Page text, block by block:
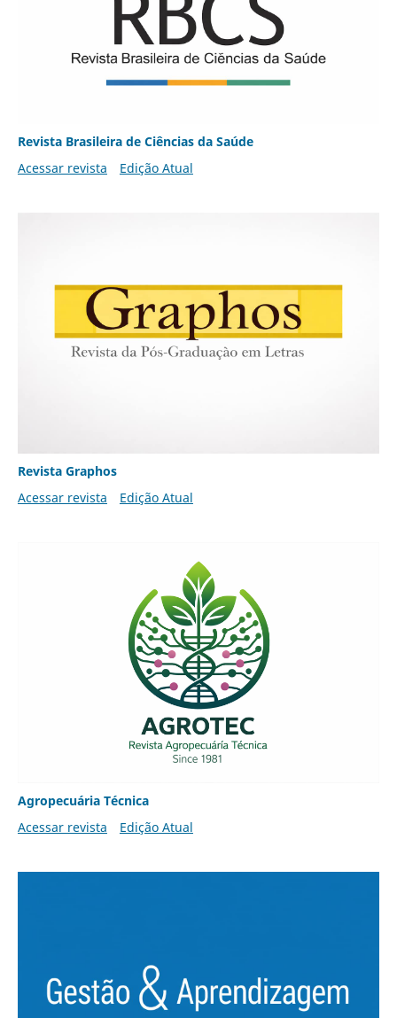
Revista Brasileira de Ciências da Saúde
Acessar revista
Edição Atual
Revista Graphos
Acessar revista
Edição Atual
Agropecuária Técnica
Acessar revista
Edição Atual